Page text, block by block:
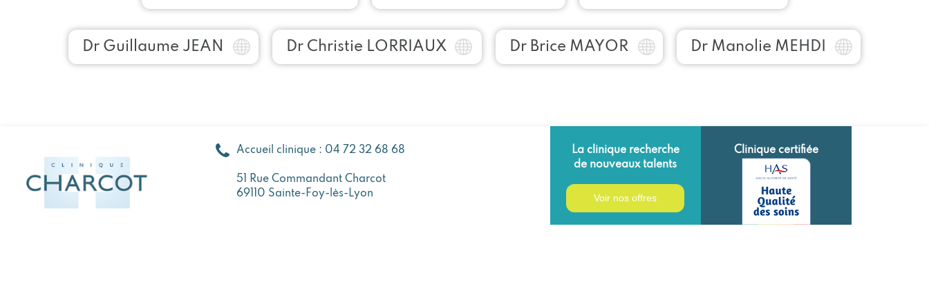
Dr Guillaume JEAN Dr Christie LORRIAUX Dr Brice MAYOR Dr Manolie MEHDI
Accueil clinique : 04 72 32 68 68
51 Rue Commandant Charcot
69110 Sainte-Foy-lès-Lyon
La clinique recherche
de nouveaux talents
Voir nos offres
Clinique certifiée